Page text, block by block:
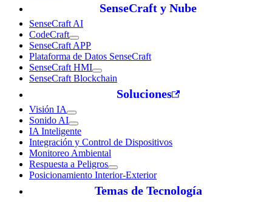
SenseCraft y Nube
SenseCraft AI
CodeCraft
SenseCraft APP
Plataforma de Datos SenseCraft
SenseCraft HMI
SenseCraft Blockchain
Soluciones
Visión IA
Sonido AI
IA Inteligente
Integración y Control de Dispositivos
Monitoreo Ambiental
Respuesta a Peligros
Posicionamiento Interior-Exterior
Temas de Tecnología